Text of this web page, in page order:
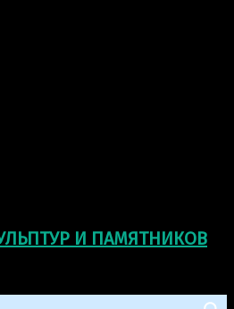
И ПАМЯТНИКОВ